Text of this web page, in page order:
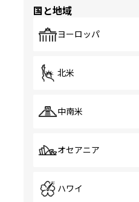
国と地域
ヨーロッパ
北米
中南米
オセアニア
ハワイ